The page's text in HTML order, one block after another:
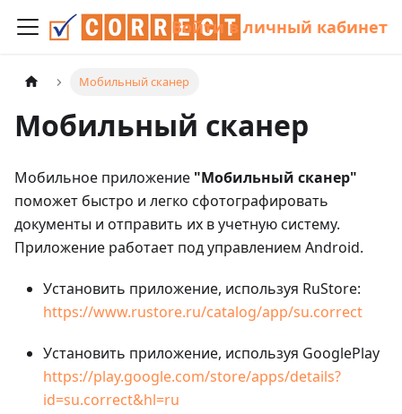
Войти в личный кабинет
Мобильный сканер
Мобильный сканер
Мобильное приложение "Мобильный сканер"
поможет быстро и легко сфотографировать
документы и отправить их в учетную систему.
Приложение работает под управлением Android.
Установить приложение, используя RuStore:
https://www.rustore.ru/catalog/app/su.correct
Установить приложение, используя GooglePlay
https://play.google.com/store/apps/details?
id=su.correct&hl=ru